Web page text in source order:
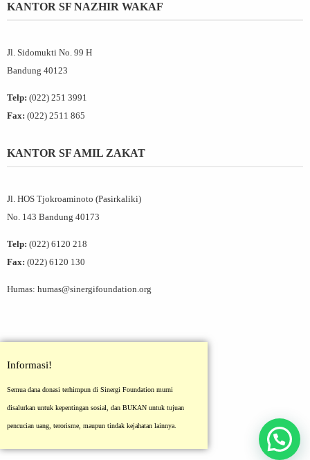
KANTOR SF NAZHIR WAKAF
Jl. Sidomukti No. 99 H
Bandung 40123
Telp: (022) 251 3991
Fax: (022) 2511 865
KANTOR SF AMIL ZAKAT
Jl. HOS Tjokroaminoto (Pasirkaliki)
No. 143 Bandung 40173
Telp: (022) 6120 218
Fax: (022) 6120 130
Humas: humas@sinergifoundation.org
Informasi!
Semua dana donasi terhimpun di Sinergi Foundation murni
disalurkan untuk kepentingan sosial, dan BUKAN untuk tujuan
pencucian uang, terorisme, maupun tindak kejahatan lainnya.